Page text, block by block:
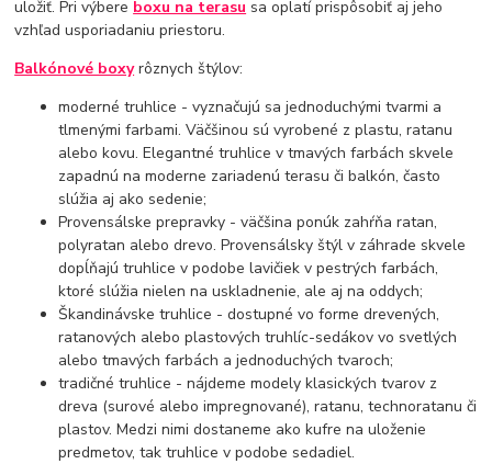
uložiť. Pri výbere boxu na terasu sa oplatí prispôsobiť aj jeho
vzhľad usporiadaniu priestoru.
Balkónové boxyrôznych štýlov:
moderné truhlice - vyznačujú sa jednoduchými tvarmi a
tlmenými farbami. Väčšinou sú vyrobené z plastu, ratanu
alebo kovu. Elegantné truhlice v tmavých farbách skvele
zapadnú na moderne zariadenú terasu či balkón, často
slúžia aj ako sedenie;
Provensálske prepravky - väčšina ponúk zahŕňa ratan,
polyratan alebo drevo. Provensálsky štýl v záhrade skvele
dopĺňajú truhlice v podobe lavičiek v pestrých farbách,
ktoré slúžia nielen na uskladnenie, ale aj na oddych;
Škandinávske truhlice - dostupné vo forme drevených,
ratanových alebo plastových truhlíc-sedákov vo svetlých
alebo tmavých farbách a jednoduchých tvaroch;
tradičné truhlice - nájdeme modely klasických tvarov z
dreva (surové alebo impregnované), ratanu, technoratanu či
plastov. Medzi nimi dostaneme ako kufre na uloženie
predmetov, tak truhlice v podobe sedadiel.